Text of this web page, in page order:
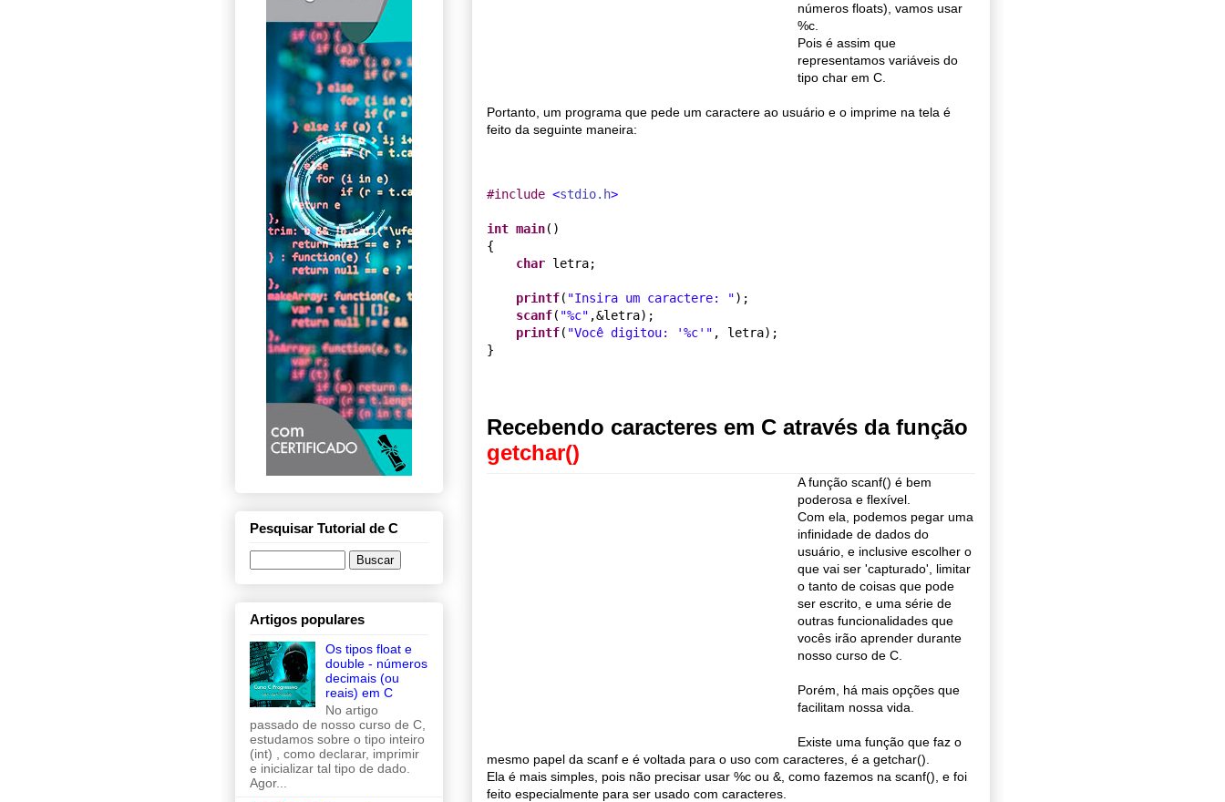
números floats), vamos usar
%c.
Pois é assim que
representamos variáveis do
tipo char em C.
Portanto, um programa que pede um caractere ao usuário e o imprime na tela é
feito da seguinte maneira:
#include <stdio.h>
int main()
{
char letra;
printf( "Insira um caractere: ");
scanf( "%c" ,&letra);
printf( "Você digitou: '%c' " , letra);
Recebendo caracteres em C através da função
getchar()
A função scanf() é bem
poderosa e flexível.
Com ela, podemos pegar uma
infinidade de dados do
usuário, e inclusive escolher o
que vai ser 'capturado', limitar
o tanto de coisas que pode
ser escrito, e uma série de
outras funcionalidades que
vocês irão aprender durante
nosso curso de C.
Porém, há mais opções que
facilitam nossa vida.
Existe uma função que faz o
mesmo papel da scanf e é voltada para o uso com caracteres, é a getchar().
Ela é mais simples, pois não precisar usar %c ou &, como fazemos na scanf(), e foi
feito especialmente para ser usado com caracteres.
Pesquisar Tutorial de C
Artigos populares
Os tipos float e
double - números
decimais (ou
reais) em C
No artigo
passado de nosso curso de C,
estudamos sobre o tipo inteiro
(int) , como declarar, imprimir
e inicializar tal tipo de dado.
Agor...